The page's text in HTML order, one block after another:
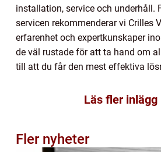
installation, service och underhåll.
servicen rekommenderar vi Crilles
erfarenhet och expertkunskaper
de väl rustade för att ta hand om
till att du får den mest effektiva
Läs fler inlägg
Fler nyheter